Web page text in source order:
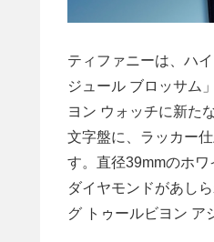
ティファニーは、ハ
ジュール ブロッサム
ヨン ウォッチに新た
文字盤に、ラッカー
す。直径39mmのホワ
ダイヤモンドがあし
グ トゥールビヨン ア